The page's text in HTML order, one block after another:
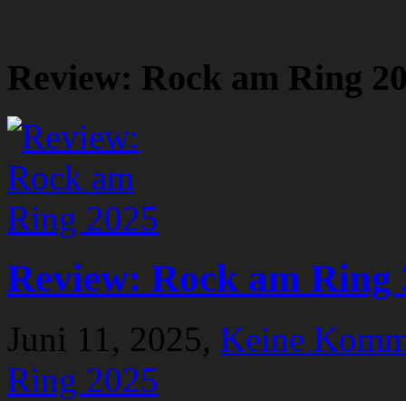
Review: Rock am Ring
Review: Rock am Ring
Juni 11, 2025, Keine
Ring 2025